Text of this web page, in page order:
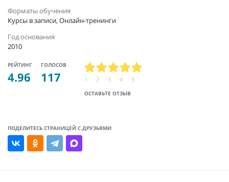
Форматы обучения
Курсы в записи, Онлайн-тренинги
Год основания
2010
РЕЙТИНГ
4.96
ГОЛОСОВ
117
ОСТАВЬТЕ ОТЗЫВ
1 2 3 4 5
ПОДЕЛИТЕСЬ СТРАНИЦЕЙ С ДРУЗЬЯМИ